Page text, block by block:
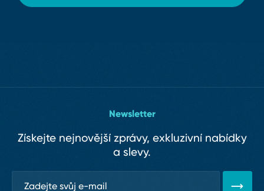
Newsletter
Získejte nejnovější zprávy, exkluzivní nabídky
a slevy.